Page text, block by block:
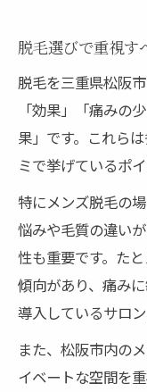
脱毛選びで重視す
脱毛を三重県松阪
「効果」「痛みの
果」です。これら
ミで挙げているポ
特にメンズ脱毛の
悩みや毛質の違い
性も重要です。た
傾向があり、痛み
導入しているサロ
また、松阪市内の
イベートな空間を